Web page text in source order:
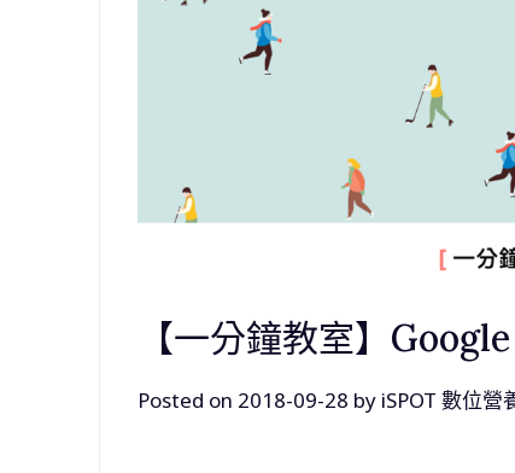
【一分鐘教室】
Posted on 2018-09-28 by iSPOT 數位營